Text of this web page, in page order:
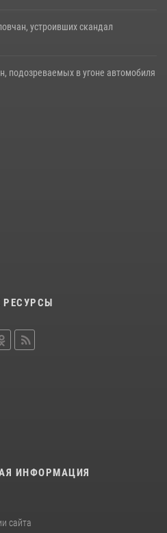
устроивших скандал
подозреваемых в угоне автомобиля
РЕСУРСЫ
ИНФОРМАЦИЯ
сайта